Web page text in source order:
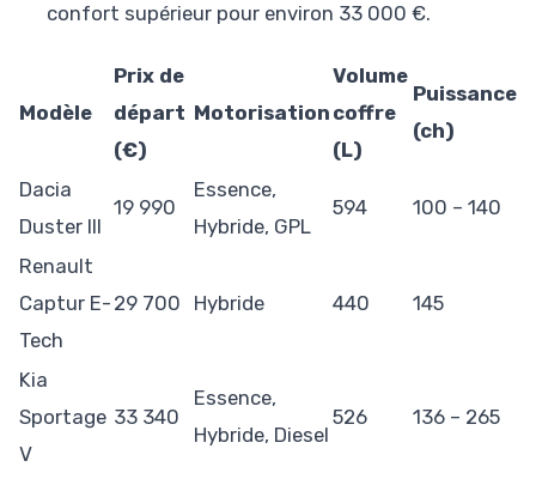
confort supérieur pour environ 33 000 €.
Modèle
Prix de
départ
(€)
Motorisation
Volume
coffre
(L)
Puissance
(ch)
Dacia
Duster III
19 990
Essence,
Hybride, GPL
594 100 – 140
Renault
Captur E-
Tech
29 700 Hybride 440 145
Kia
Sportage
V
33 340
Essence,
Hybride, Diesel
526 136 – 265